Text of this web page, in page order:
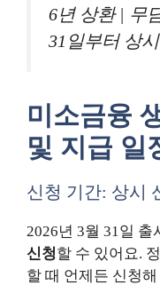
6년 상환 | 무
31일부터 상
미소금융
및 지급 일
신청 기간: 상시
2026년 3월 31일 출
신청할 수 있어요.
할 때 언제든 신청